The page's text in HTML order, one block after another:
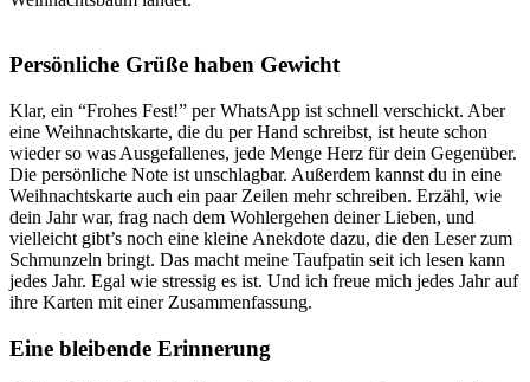
Persönliche Grüße haben Gewicht
Klar, ein “Frohes Fest!” per WhatsApp ist schnell verschickt. Aber
eine Weihnachtskarte, die du per Hand schreibst, ist heute schon
wieder so was Ausgefallenes, jede Menge Herz für dein Gegenüber.
Die persönliche Note ist unschlagbar. Außerdem kannst du in eine
Weihnachtskarte auch ein paar Zeilen mehr schreiben. Erzähl, wie
dein Jahr war, frag nach dem Wohlergehen deiner Lieben, und
vielleicht gibt’s noch eine kleine Anekdote dazu, die den Leser zum
Schmunzeln bringt. Das macht meine Taufpatin seit ich lesen kann
jedes Jahr. Egal wie stressig es ist. Und ich freue mich jedes Jahr auf
ihre Karten mit einer Zusammenfassung.
Eine bleibende Erinnerung